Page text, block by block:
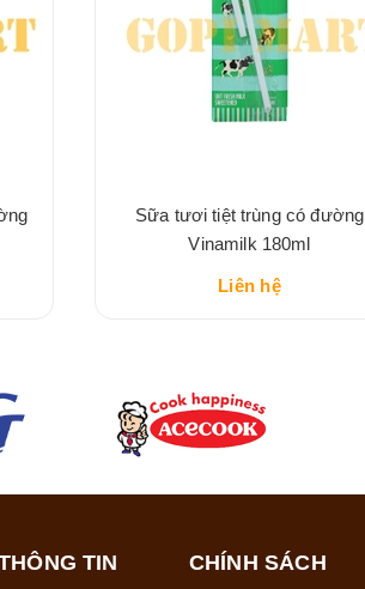
Sữa tươi tiệt trùng có đường
Vinamilk 180ml
Liên hệ
TIN CHÍNH SÁCH